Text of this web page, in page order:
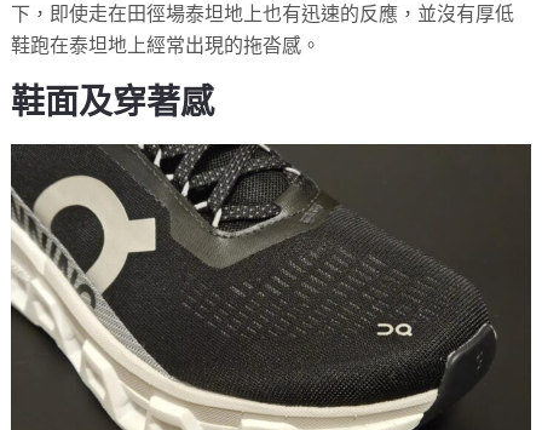
下，即使走在田徑場泰坦地上也有迅速的反應，並沒有厚低
鞋跑在泰坦地上經常出現的拖沓感。
鞋面及穿著感